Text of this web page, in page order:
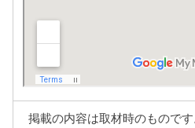
掲載の内容は取材時のもので